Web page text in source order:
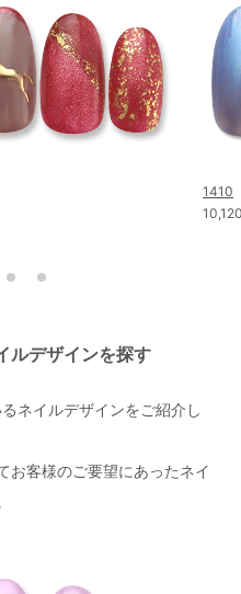
1410
ルデザインを探す
ネイルデザインをご紹介し
お客様のご要望にあったネイ